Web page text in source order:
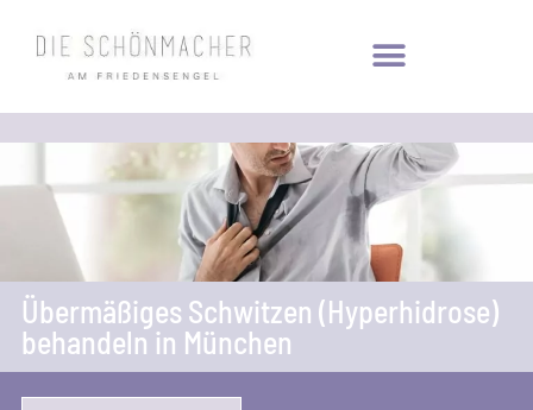
Über­mä­ßi­ges Schwit­zen (Hyper­hi­dro­se)
behan­deln in München